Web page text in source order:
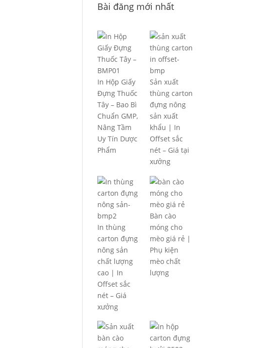
Bài đăng mới nhất
In Hộp Giấy
Đựng Thuốc
Tây – Bao Bì
Chuẩn GMP,
Nâng Tầm
Uy Tín Dược
Phẩm
Sản xuất
thùng carton
đựng nông
sản xuất
khẩu | In
Offset sắc
nét – Giá tại
xưởng
In thùng
carton đựng
nông sản
chất lượng
cao | In
Offset sắc
nét – Giá
xưởng
Bàn cào
móng cho
mèo giá rẻ |
Phụ kiện
mèo chất
lượng